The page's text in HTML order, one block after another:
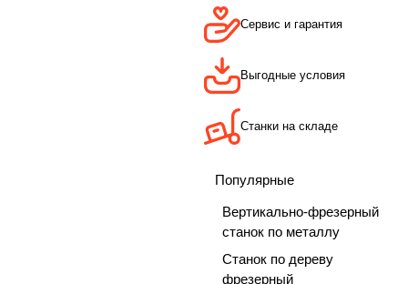
Сервис и гарантия
Выгодные условия
Станки на складе
Популярные
Вертикально-фрезерный
станок по металлу
Станок по дереву
фрезерный